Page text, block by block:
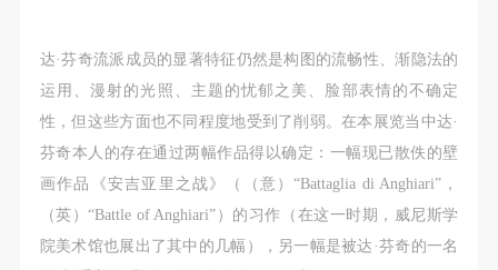
达·芬奇流派成员的显著特征仍然是构图的流畅性、渐隐法的
运用、漫射的光照、主题的忧郁之美、脸部表情的不确定
性，但这些方面也不同程度地受到了削弱。在本展览当中达·
芬奇本人的存在通过两幅作品得以确定：一幅现已散佚的壁
画作品《安吉亚里之战》（（意）“Battaglia di Anghiari”，
（英）“Battle of Anghiari”）的习作（在这一时期，威尼斯学
院美术馆也展出了其中的几幅），另一幅是被达·芬奇的一名
事故的任何责任。
中央美术学院美术馆肖像权许可使用协议
根据《中华人民共和国广告法》、《中华人民共和国
民法通则》以及 最高人民法院关于贯彻执行 《中华
人民共和国民法通则》若干问题的意见（试行）>的
有关规定，为明确肖像许可方（甲方）和使用方（乙
方）的权利义务关系，经双方友好协商，甲乙双方就
事故的任何责任。
中央美术学院美术馆肖像权许可使用协议
根据《中华人民共和国广告法》、《中华人民共和国
民法通则》以及 最高人民法院关于贯彻执行 《中华
人民共和国民法通则》若干问题的意见（试行）>的
有关规定，为明确肖像许可方（甲方）和使用方（乙
方）的权利义务关系，经双方友好协商，甲乙双方就
事故的任何责任。
中央美术学院美术馆肖像权许可使用协议
根据《中华人民共和国广告法》、《中华人民共和国
民法通则》以及 最高人民法院关于贯彻执行 《中华
人民共和国民法通则》若干问题的意见（试行）>的
有关规定，为明确肖像许可方（甲方）和使用方（乙
方）的权利义务关系，经双方友好协商，甲乙双方就